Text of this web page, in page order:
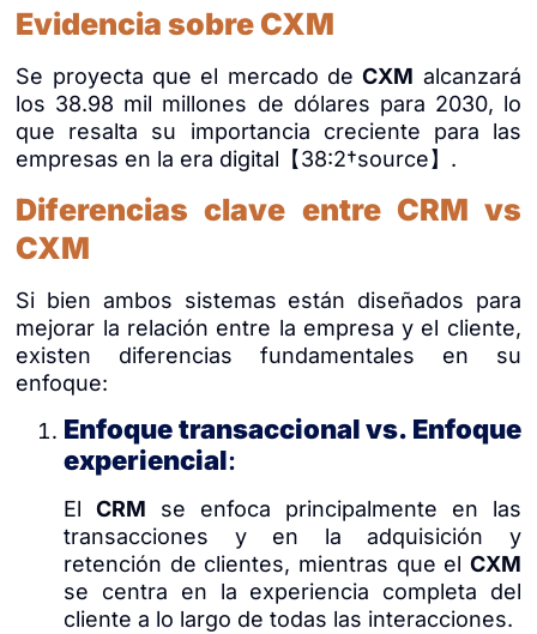
Evidencia sobre CXM
Se proyecta que el mercado deCXM alcanzará
los 38.98 mil millones de dólares para 2030, lo
que resalta su importancia creciente para las
empresas en la era digital【38:2†source】.
Diferencias clave entre CRM vs
CXM
Si bien ambos sistemas están diseñados para
mejorar la relación entre la empresa y el cliente,
existen diferencias fundamentales en su
enfoque:
Enfoque transaccional vs. Enfoque
experiencial:
ElCRM se enfoca principalmente en las
transacciones y en la adquisición y
retención de clientes, mientras que el CXM
se centra en la experiencia completa del
cliente a lo largo de todas las interacciones.